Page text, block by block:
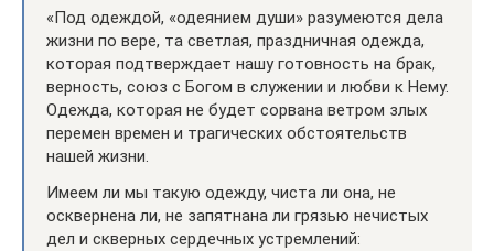
«Под одеждой, «одеянием души» разумеются дела
жизни по вере, та светлая, праздничная одежда,
которая подтверждает нашу готовность на брак,
верность, союз с Богом в служении и любви к Нему.
Одежда, которая не будет сорвана ветром злых
перемен времен и трагических обстоятельств
нашей жизни.
Имеем ли мы такую одежду, чиста ли она, не
осквернена ли, не запятнана ли грязью нечистых
дел и скверных сердечных устремлений: